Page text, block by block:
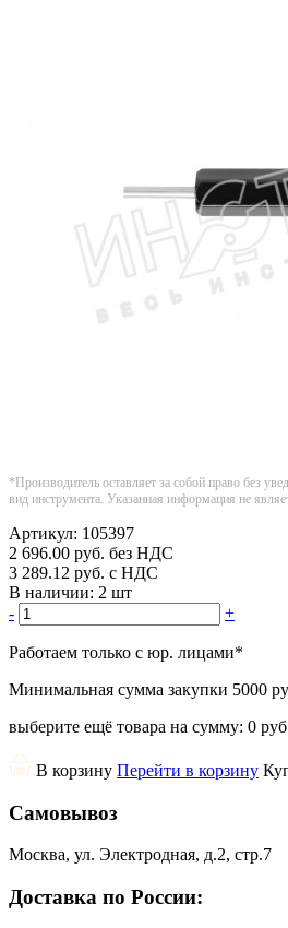
*Производитель оставляет за собой право без
вид инструмента. Указанная информация не
Артикул: 105397
2 696.00 руб. без НДС
3 289.12 руб. с НДС
В наличии: 2 шт
-
+
Работаем только с юр. лицами*
Минимальная сумма закупки 5000
выберите ещё товара на сумму: 0 руб
В корзину Перейти в корзину
Самовывоз
Москва, ул. Электродная, д.2, стр.7
Доставка по России: